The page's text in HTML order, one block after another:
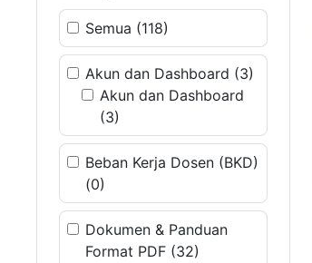
Semua (118)
Akun dan Dashboard (3)
Akun dan Dashboard
(3)
Beban Kerja Dosen (BKD)
(0)
Dokumen & Panduan
Format PDF (32)